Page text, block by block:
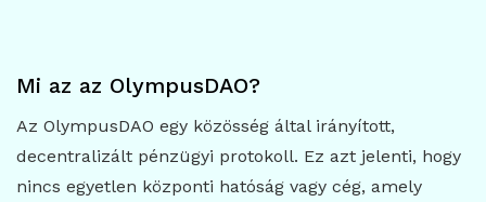
Mi az az OlympusDAO?
Az OlympusDAO egy közösség által irányított,
decentralizált pénzügyi protokoll. Ez azt jelenti, hogy
nincs egyetlen központi hatóság vagy cég, amely